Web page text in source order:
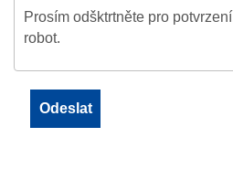
Prosím odšktrtněte pro
robot.